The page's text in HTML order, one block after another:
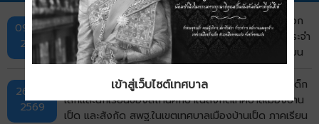
09 ก.ค.
2569
ประกาศผลผู้ชนะการจัดซื้อจัดจ้างหรือผู้ได้รับการคัดเลือก
และสาระสำคัญของสัญญาหรือข้อตกลงเป็นหนังสือ ประจำ
ไตรมาสที่ 3 (เดือนเมษายน พ.ศ.2569 ถึง เดือนมิถุนายน
พ.ศ.2569)
26 มิ.ย.
2569
ประกาศผู้ชนะการเสนอราคา ซื้ออาหารเสริม (นม) ให้แก่เด็ก
เล็กและนักเรียนของสถานศึกษาในสังกัดเทศบาลเมืองบ้าน
เป็ด และสังกัด สพฐ.ในเขตเทศบาลเมืองบ้านเป็ด ภาคเรียน
เข้าสู่เว็บไซต์เทศบาล